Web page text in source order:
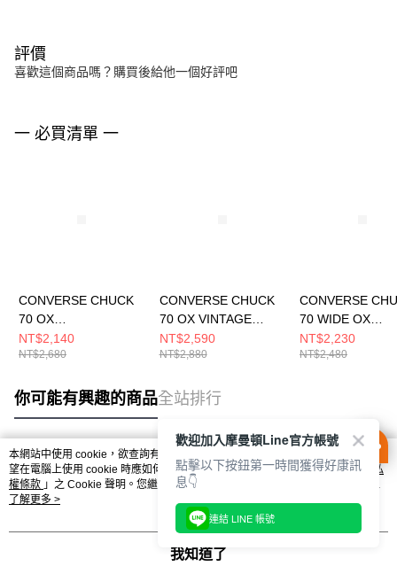
評價
喜歡這個商品嗎？購買後給他一個好評吧
一 必買清單 一
CONVERSE CHUCK
70 OX
BLACK/VINTAGE
WHITE 休閒鞋 男女 黑
NT$2,140
NT$2,680
CONVERSE CHUCK
70 OX VINTAGE
WHITE/VINTAGE
WHITE 男女 休閒鞋
NT$2,590
NT$2,880
CONVERSE
70 WIDE OX
BLACK/BLACK/
T 男女 休閒鞋
NT$2,230
NT$2,480
你可能有興趣的商品全站排行
熱門標籤
本網站中使用 cookie，欲查詢有關本網站使用 cookie 方式之詳情，及若您不希
望在電腦上使用 cookie 時應如何變更電腦的 cookie 設定，請參閱本網站「
隱私
權條款 」之 Cookie 聲明。您繼續使用本網站即表示您同意本公司得按本網站使
用條款之 Cookie 聲明使用 cookie。
了解更多 >
我知道了
歡迎加入摩曼頓Line官方帳號
點擊以下按鈕第一時間獲得好康訊
息👇
連結 LINE 帳號